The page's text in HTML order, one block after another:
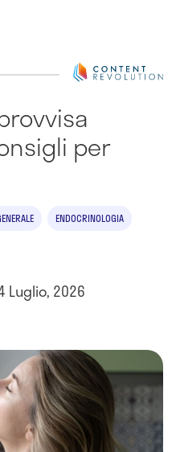
per
ENDOCRINOLOGIA
Luglio, 2026